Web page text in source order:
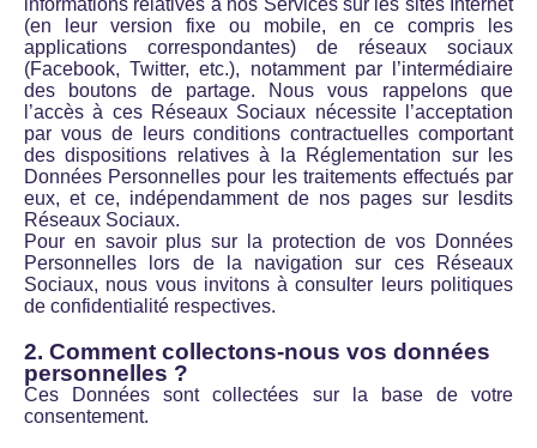
informations relatives à nos Services sur les sites Internet
(en leur version fixe ou mobile, en ce compris les
applications correspondantes) de réseaux sociaux
(Facebook, Twitter, etc.), notamment par l’intermédiaire
des boutons de partage. Nous vous rappelons que
l’accès à ces Réseaux Sociaux nécessite l’acceptation
par vous de leurs conditions contractuelles comportant
des dispositions relatives à la Réglementation sur les
Données Personnelles pour les traitements effectués par
eux, et ce, indépendamment de nos pages sur lesdits
Réseaux Sociaux.
Pour en savoir plus sur la protection de vos Données
Personnelles lors de la navigation sur ces Réseaux
Sociaux, nous vous invitons à consulter leurs politiques
de confidentialité respectives.
2. Comment collectons-nous vos données
personnelles ?
Ces Données sont collectées sur la base de votre
consentement.